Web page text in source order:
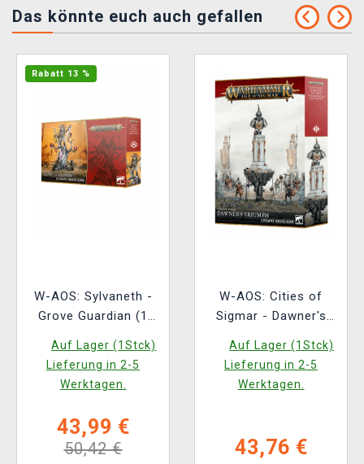
Das könnte euch auch gefallen
Rabatt 13 %
W-AOS: Sylvaneth -
Grove Guardian (1
Auf Lager (1Stck)
Lieferung in 2-5
Werktagen.
43,99 €
50,42 €
W-AOS: Cities of
Sigmar - Dawner's
Auf Lager (1Stck)
Lieferung in 2-5
Werktagen.
43,76 €